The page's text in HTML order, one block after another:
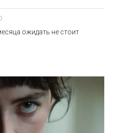
ожидать не стоит